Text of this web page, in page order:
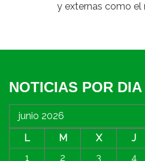
y externas como el
NOTICIAS POR DIA
junio 2026
L
M X J
1
2 3 4